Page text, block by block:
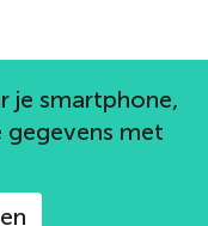
blog
je smartphone,
gegevens met